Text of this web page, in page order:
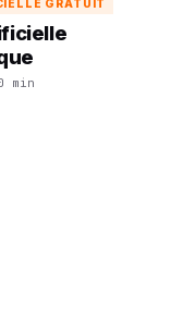
GRATUIT
min